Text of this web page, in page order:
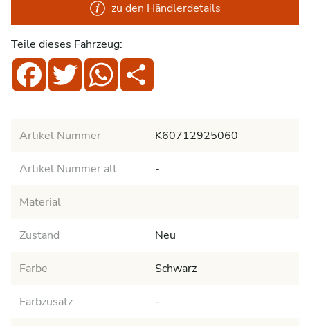
zu den Händlerdetails
Teile dieses Fahrzeug:
FacebookTwitterWhatsApp
Artikel Nummer K60712925060
Artikel Nummer alt -
Material
Zustand Neu
Farbe Schwarz
Farbzusatz -